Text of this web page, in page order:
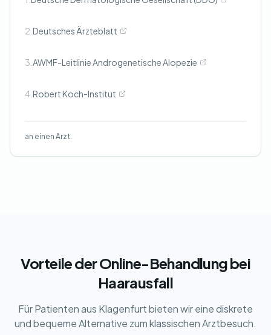
2. Deutsches Ärzteblatt
3. AWMF-Leitlinie Androgenetische Alopezie
4. Robert Koch-Institut
an einen Arzt.
Vorteile der Online-Behandlung bei
Haarausfall
Für Patienten aus Klagenfurt bieten wir eine diskrete
und bequeme Alternative zum klassischen Arztbesuch.